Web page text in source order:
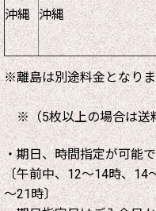
沖縄 沖縄
※離島は別途料金となりま
※（5枚以上の場合は送
・期日、時間指定が可能
〔午前中、12～14時、14
～21時〕